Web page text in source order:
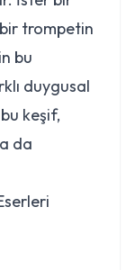
trompetin
bu
duygusal
keşif,
da